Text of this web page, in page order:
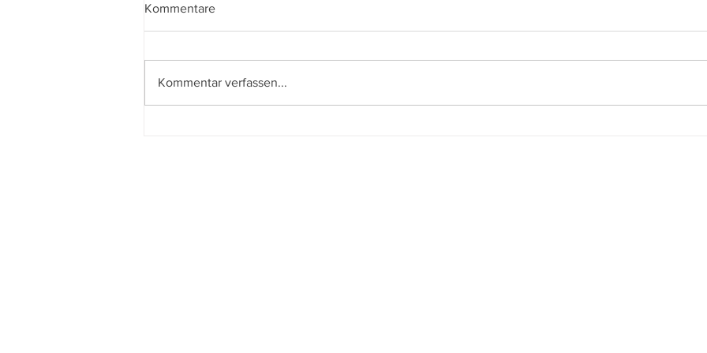
Kommentare
Kommentar verfassen...